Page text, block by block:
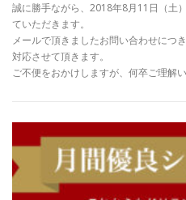
誠に勝手ながら、2018年8月11日（土
ていただきます。
メールで頂きましたお問い合わせにつ
対応させて頂きます。
ご不便をおかけしますが、何卒ご理解